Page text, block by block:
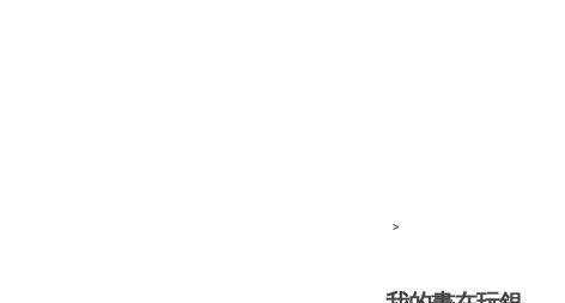
>